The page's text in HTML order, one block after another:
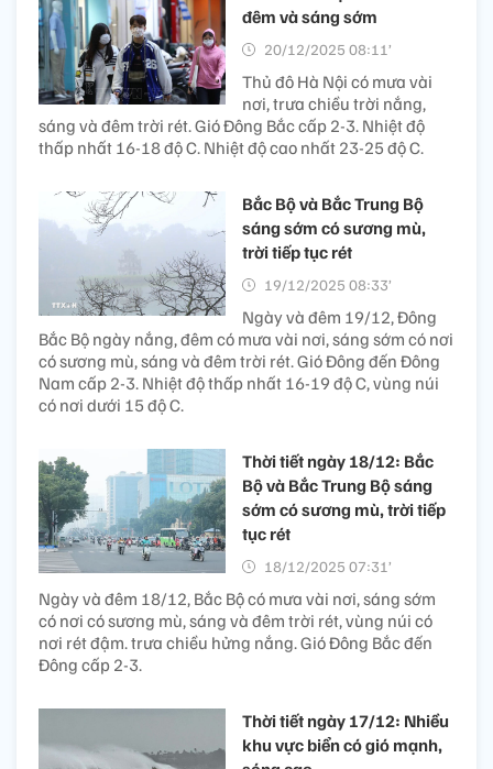
đêm và sáng sớm
20/12/2025 08:11’
Thủ đô Hà Nội có mưa vài
nơi, trưa chiều trời nắng,
sáng và đêm trời rét. Gió Đông Bắc cấp 2-3. Nhiệt độ
thấp nhất 16-18 độ C. Nhiệt độ cao nhất 23-25 độ C.
Bắc Bộ và Bắc Trung Bộ
sáng sớm có sương mù,
trời tiếp tục rét
19/12/2025 08:33’
Ngày và đêm 19/12, Đông
Bắc Bộ ngày nắng, đêm có mưa vài nơi, sáng sớm có nơi
có sương mù, sáng và đêm trời rét. Gió Đông đến Đông
Nam cấp 2-3. Nhiệt độ thấp nhất 16-19 độ C, vùng núi
có nơi dưới 15 độ C.
Thời tiết ngày 18/12: Bắc
Bộ và Bắc Trung Bộ sáng
sớm có sương mù, trời tiếp
tục rét
18/12/2025 07:31’
Ngày và đêm 18/12, Bắc Bộ có mưa vài nơi, sáng sớm
có nơi có sương mù, sáng và đêm trời rét, vùng núi có
nơi rét đậm. trưa chiều hửng nắng. Gió Đông Bắc đến
Đông cấp 2-3.
Thời tiết ngày 17/12: Nhiều
khu vực biển có gió mạnh,